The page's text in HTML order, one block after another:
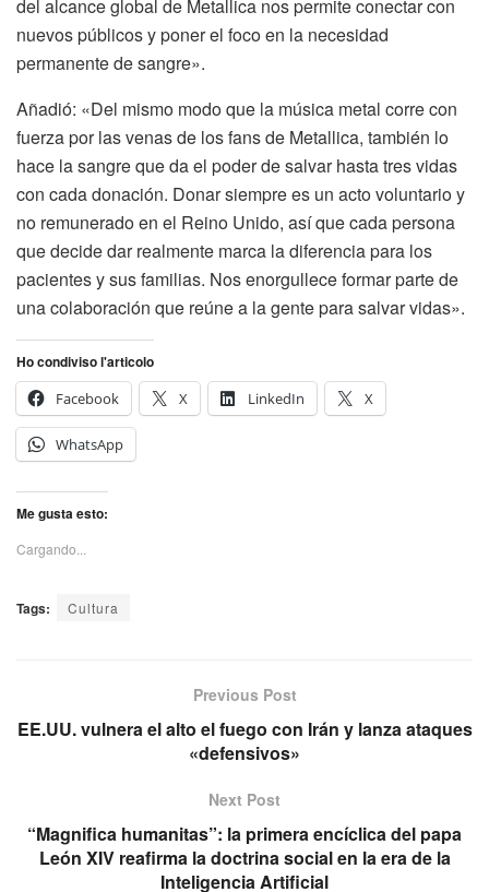
del alcance global de Metallica nos permite conectar con
nuevos públicos y poner el foco en la necesidad
permanente de sangre».
Añadió: «Del mismo modo que la música metal corre con
fuerza por las venas de los fans de Metallica, también lo
hace la sangre que da el poder de salvar hasta tres vidas
con cada donación. Donar siempre es un acto voluntario y
no remunerado en el Reino Unido, así que cada persona
que decide dar realmente marca la diferencia para los
pacientes y sus familias. Nos enorgullece formar parte de
una colaboración que reúne a la gente para salvar vidas».
Ho condiviso l'articolo
Facebook
X LinkedIn X
WhatsApp
Me gusta esto:
Cargando...
Tags: Cultura
Previous Post
EE.UU. vulnera el alto el fuego con Irán y lanza ataques
«defensivos»
Next Post
“Magnifica humanitas”: la primera encíclica del papa
León XIV reafirma la doctrina social en la era de la
Inteligencia Artificial